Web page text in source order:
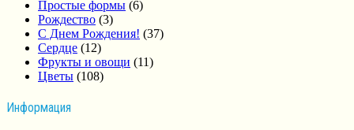
Простые формы (6)
Рождество (3)
С Днем Рождения! (37)
Сердце (12)
Фрукты и овощи (11)
Цветы (108)
Информация